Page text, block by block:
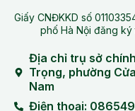
Giấy CNĐKKD số
phố Hà Nội đăng ký
Địa chỉ trụ sở
Trọng, phường
Nam
Điện thoại: